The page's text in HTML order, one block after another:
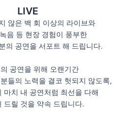
LIVE
않은 백 회 이상의 라이브와
음 등 현장 경험이 풍부한
의 공연을 서포트 해 드립니다.
공연을 위해 오랜기간
들의 노력을 결코 헛되지 않도록,
마치 내 공연처럼 최선을 다해
드릴 것을 약속 드립니다.